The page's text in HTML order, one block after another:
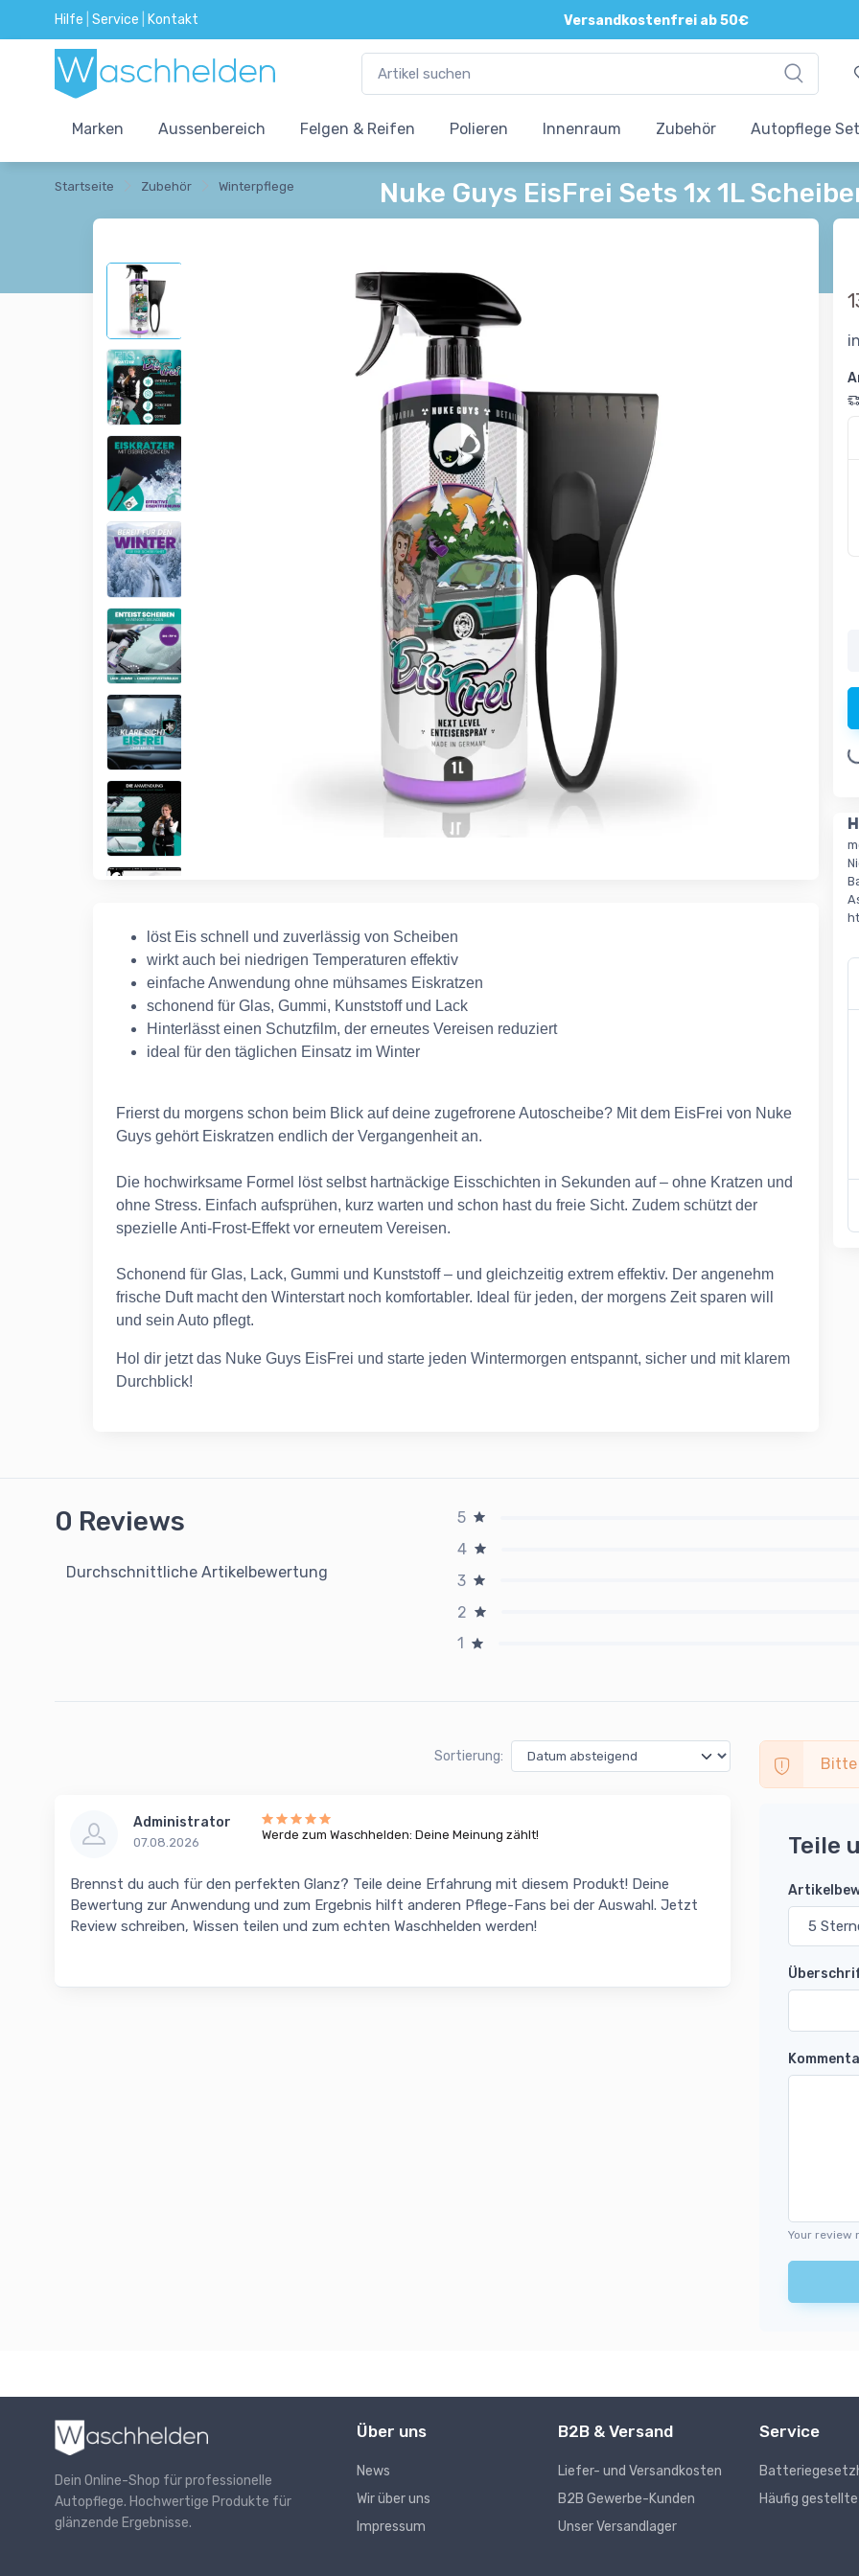
Hilfe Service Kontakt Versandkostenfrei ab 50€
Marken Aussenbereich Felgen & Reifen Polieren Innenraum Zubehör Autopflege
Startseite Zubehör Winterpflege Nuke Guys EisFrei Sets 1x 1L
löst Eis schnell und zuverlässig von Scheiben
wirkt auch bei niedrigen Temperaturen effektiv
einfache Anwendung ohne mühsames Eiskratzen
schonend für Glas, Gummi, Kunststoff und Lack
Hinterlässt einen Schutzfilm, der erneutes Vereisen reduziert
ideal für den täglichen Einsatz im Winter
Frierst du morgens schon beim Blick auf deine zugefrorene Autoscheibe? Mit dem EisFrei von Nuke
Guys gehört Eiskratzen endlich der Vergangenheit an.
Die hochwirksame Formel löst selbst hartnäckige Eisschichten in Sekunden auf – ohne Kratzen und
ohne Stress. Einfach aufsprühen, kurz warten und schon hast du freie Sicht. Zudem schützt der
spezielle Anti-Frost-Effekt vor erneutem Vereisen.
Schonend für Glas, Lack, Gummi und Kunststoff – und gleichzeitig extrem effektiv. Der angenehm
frische Duft macht den Winterstart noch komfortabler. Ideal für jeden, der morgens Zeit sparen will
und sein Auto pflegt.
Hol dir jetzt das Nuke Guys EisFrei und starte jeden Wintermorgen entspannt, sicher und mit klarem
Durchblick!
0 Reviews
Durchschnittliche Artikelbewertung
5
4
3
2
1
Sortierung:
Administrator
07.08.2026
Werde zum Waschhelden: Deine Meinung zählt!
Brennst du auch für den perfekten Glanz? Teile deine Erfahrung mit diesem Produkt! Deine
Bewertung zur Anwendung und zum Ergebnis hilft anderen Pflege-Fans bei der Auswahl. Jetzt
Review schreiben, Wissen teilen und zum echten Waschhelden werden!
Bitte
Teile
Your review
Dein Online-Shop für professionelle
Autopflege. Hochwertige Produkte für
glänzende Ergebnisse.
Über uns
News
Wir über uns
Impressum
B2B & Versand
Liefer- und Versandkosten
B2B Gewerbe-Kunden
Unser Versandlager
Service
Häufig gestellte